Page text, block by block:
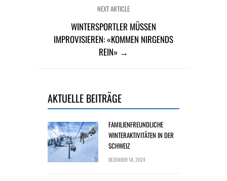
NEXT ARTICLE
WINTERSPORTLER MÜSSEN
IMPROVISIEREN: «KOMMEN NIRGENDS
REIN» →
AKTUELLE BEITRÄGE
FAMILIENFREUNDLICHE
WINTERAKTIVITÄTEN IN DER
SCHWEIZ
DEZEMBER 18, 2024